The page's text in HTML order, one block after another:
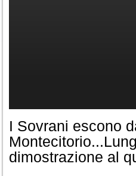
I Sovrani escono
dimostrazione al